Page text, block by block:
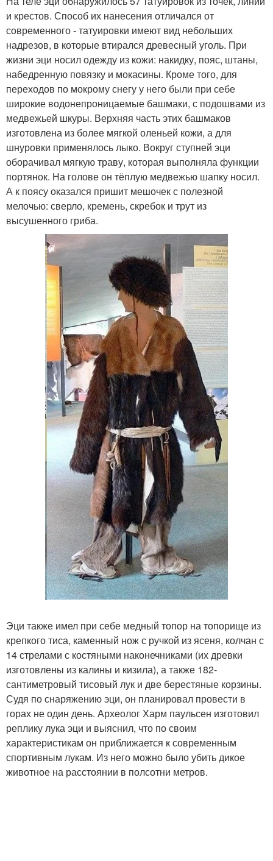
и крестов. Способ их нанесения отличался от
современного - татуировки имеют вид небольших
надрезов, в которые втирался древесный уголь. При
жизни эци носил одежду из кожи: накидку, пояс, штаны,
набедренную повязку и мокасины. Кроме того, для
переходов по мокрому снегу у него были при себе
широкие водонепроницаемые башмаки, с подошвами из
медвежьей шкуры. Верхняя часть этих башмаков
изготовлена из более мягкой оленьей кожи, а для
шнуровки применялось лыко. Вокруг ступней эци
оборачивал мягкую траву, которая выполняла функции
портянок. На голове он тёплую медвежью шапку носил.
А к поясу оказался пришит мешочек с полезной
мелочью: сверло, кремень, скребок и трут из
высушенного гриба.
Эци также имел при себе медный топор на топорище из
крепкого тиса, каменный нож с ручкой из ясеня, колчан с
14 стрелами с костяными наконечниками (их древки
изготовлены из калины и кизила), а также 182-
сантиметровый тисовый лук и две берестяные корзины.
Судя по снаряжению эци, он планировал провести в
горах не один день. Археолог Харм паульсен изготовил
реплику лука эци и выяснил, что по своим
характеристикам он приближается к современным
спортивным лукам. Из него можно было убить дикое
животное на расстоянии в полсотни метров.